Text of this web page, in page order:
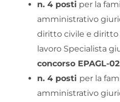
n. 4 posti per la
amministrativo
diritto civile e diritto
lavoro Specialista
concorso EPAGL-02
n. 4 posti per la
amministrativo